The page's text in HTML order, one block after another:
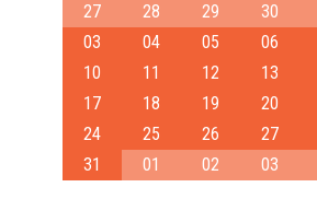
27
28 29 30
03
04 05 06
10
11 12 13
17
18 19 20
24
25 26 27
31
01 02 03